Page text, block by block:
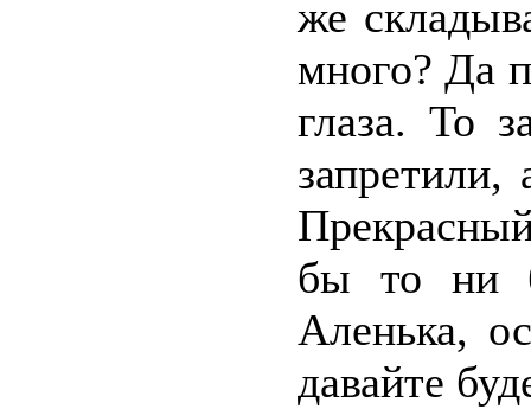
же
много? Да
глаза. То
бы то ни
Аленька,
давайте